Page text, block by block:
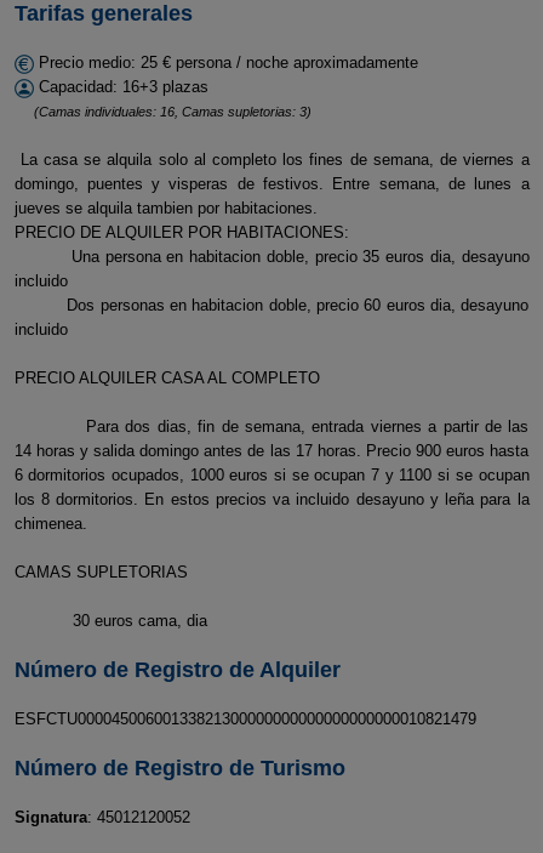
Tarifas generales
Precio medio: 25 € persona / noche aproximadamente
Capacidad: 16+3 plazas
(Camas individuales: 16, Camas supletorias: 3)
La casa se alquila solo al completo los fines de semana, de viernes a
domingo, puentes y visperas de festivos. Entre semana, de lunes a
jueves se alquila tambien por habitaciones.
PRECIO DE ALQUILER POR HABITACIONES:
Una persona en habitacion doble, precio 35 euros dia, desayuno
incluido
Dos personas en habitacion doble, precio 60 euros dia, desayuno
incluido
PRECIO ALQUILER CASA AL COMPLETO
Para dos dias, fin de semana, entrada viernes a partir de las
14 horas y salida domingo antes de las 17 horas. Precio 900 euros hasta
6 dormitorios ocupados, 1000 euros si se ocupan 7 y 1100 si se ocupan
los 8 dormitorios. En estos precios va incluido desayuno y leña para la
chimenea.
CAMAS SUPLETORIAS
30 euros cama, dia
Número de Registro de Alquiler
ESFCTU00004500600133821300000000000000000000010821479
Número de Registro de Turismo
Signatura: 45012120052